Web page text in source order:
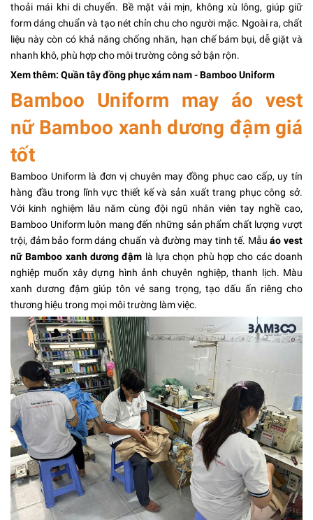
thoải mái khi di chuyển. Bề mặt vải mịn, không xù lông, giúp giữ
form dáng chuẩn và tạo nét chỉn chu cho người mặc. Ngoài ra, chất
liệu này còn có khả năng chống nhăn, hạn chế bám bụi, dễ giặt và
nhanh khô, phù hợp cho môi trường công sở bận rộn.
Xem thêm: Quần tây đồng phục xám nam- Bamboo Uniform
Bamboo Uniform may áo vest
nữ Bamboo xanh dương đậm giá
tốt
Bamboo Uniform là đơn vị chuyên may đồng phục cao cấp, uy tín
hàng đầu trong lĩnh vực thiết kế và sản xuất trang phục công sở.
Với kinh nghiệm lâu năm cùng đội ngũ nhân viên tay nghề cao,
Bamboo Uniform luôn mang đến những sản phẩm chất lượng vượt
trội, đảm bảo form dáng chuẩn và đường may tinh tế. Mẫuáo vest
nữ Bamboo xanh dương đậm là lựa chọn phù hợp cho các doanh
nghiệp muốn xây dựng hình ảnh chuyên nghiệp, thanh lịch. Màu
xanh dương đậm giúp tôn vẻ sang trọng, tạo dấu ấn riêng cho
thương hiệu trong mọi môi trường làm việc.